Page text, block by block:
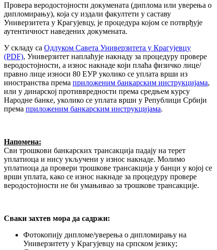
Провера веродостојности докумената (диплома или уверења о
дипломирању), која су издали факултети у саставу
Универзитета у Крагујевцу, је процедура којом се потврђује
аутентичност наведених докумената.
У складу са Одлуком Савета Универзитета у Крагујевцу
(PDF), Универзитет наплаћује накнаду за процедуру провере
веродостојности, а износ накнаде који плаћа физичко лице/
правно лице износи 80 ЕУР уколико се уплата врши из
иностранства према приложеним банкарским инструкцијама,
или у динарској противвредности према средњем курсу
Народне банке, уколико се уплата врши у Републици Србији
према приложеним банкарским инструкцијама.
Напомена:
Сви трошкови банкарских трансакција падају на терет
уплатиоца и нису укључени у износ накнаде. Молимо
уплатиоца да провери трошкове трансакција у банци у којој се
врши уплата, како се износ накнаде за процедуру провере
веродостојности не би умањивао за трошкове трансакције.
Сваки захтев мора да садржи:
Фотокопију дипломе/уверења о дипломирању на
Универзитету у Крагујевцу на српском језику;